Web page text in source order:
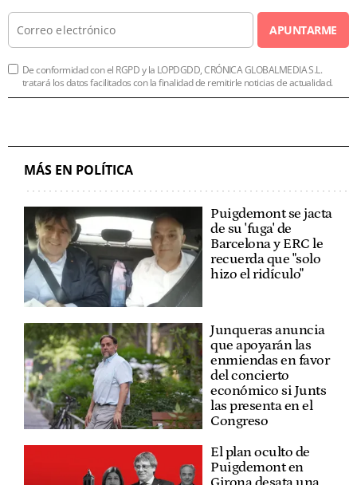
APUNTARME
De conformidad con el RGPD y la LOPDGDD, CRÓNICA GLOBALMEDIA S.L.
tratará los datos facilitados con la finalidad de remitirle noticias de actualidad.
MÁS EN POLÍTICA
Puigdemont se jacta
de su 'fuga' de
Barcelona y ERC le
recuerda que "solo
hizo el ridículo"
Junqueras anuncia
que apoyarán las
enmiendas en favor
del concierto
económico si Junts
las presenta en el
Congreso
El plan oculto de
Puigdemont en